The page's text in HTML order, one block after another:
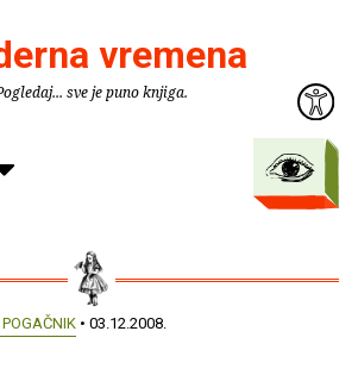
vremena
sve je puno knjiga.
• 03.12.2008.